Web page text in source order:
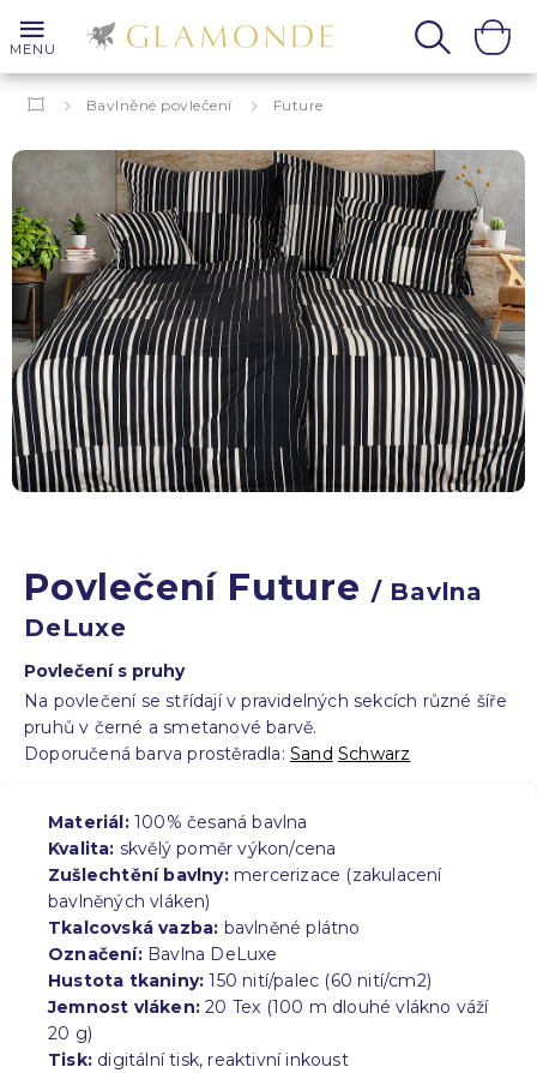
MENU
Bavlněné povlečení Future
Povlečení Future / Bavlna
DeLuxe
Povlečení s pruhy
Na povlečení se střídají v pravidelných sekcích různé šíře
pruhů v černé a smetanové barvě.
Doporučená barva prostěradla: Sand Schwarz
Materiál:100% česaná bavlna
Kvalita: skvělý poměr výkon/cena
Zušlechtění bavlny:mercerizace (zakulacení
bavlněných vláken)
Tkalcovská vazba: bavlněné plátno
Označení:Bavlna DeLuxe
Hustota tkaniny: 150 nití/palec (60 nití/cm2)
Jemnost vláken: 20 Tex (100 m dlouhé vlákno váží
20 g)
Tisk: digitální tisk, reaktivní inkoust